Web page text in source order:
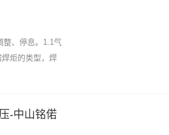
、停息。1.1气
炬的类型，焊
-中山铭偌